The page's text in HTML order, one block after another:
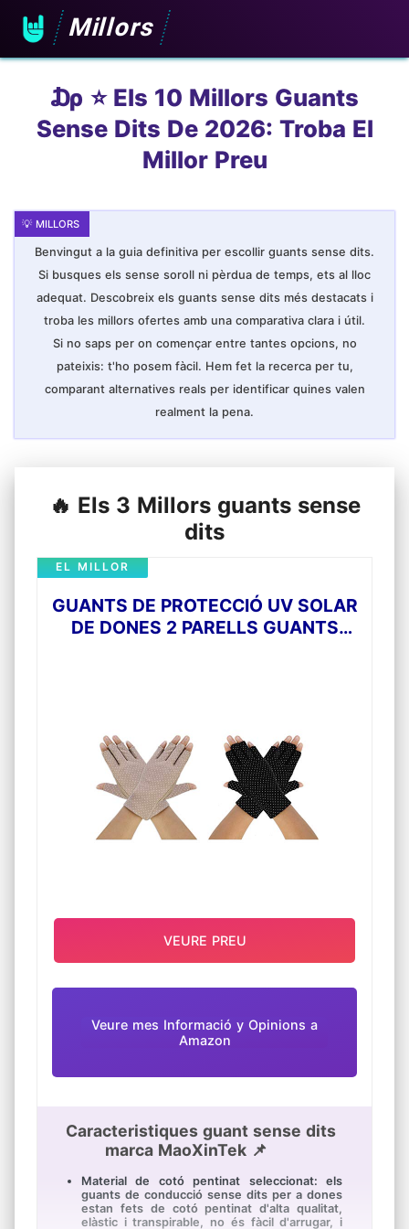
Millors
₯ ⭐️ Els 10 Millors Guants
Sense Dits De 2026: Troba El
Millor Preu
Benvingut a la guia definitiva per escollir guants sense dits.
Si busques els sense soroll ni pèrdua de temps, ets al lloc
adequat. Descobreix els guants sense dits més destacats i
troba les millors ofertes amb una comparativa clara i útil.
Si no saps per on començar entre tantes opcions, no
pateixis: t'ho posem fàcil. Hem fet la recerca per tu,
comparant alternatives reals per identificar quines valen
realment la pena.
🔥 Els 3 Millors guants sense
dits
GUANTS DE PROTECCIÓ UV SOLAR
DE DONES 2 PARELLS GUANTS
EXTERIORS
EL MILLOR
Veure mes Informació y Opinions a
Amazon
Caracteristiques guant sense dits
marca MaoXinTek 📌
Material de cotó pentinat seleccionat: els
guants de conducció sense dits per a dones
estan fets de cotó pentinat d'alta qualitat,
elàstic i transpirable, no és fàcil d'arrugar, i
VEURE PREU